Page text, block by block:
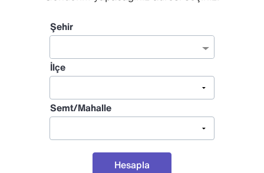
Şehir
İlçe
Semt/Mahalle
Hesapla